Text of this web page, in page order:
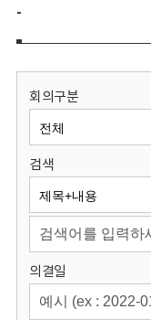
보
원
회
-
회의구분
검색
의결일